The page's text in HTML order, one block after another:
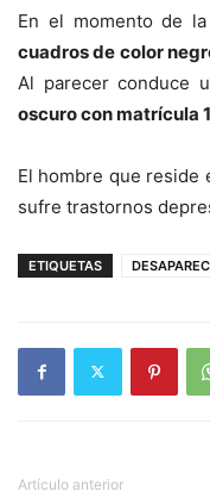
En el momento de
cuadros de color
Al parecer conduce
oscuro con matrícula
El hombre que reside
sufre trastornos
ETIQUETAS
Artículo anterior